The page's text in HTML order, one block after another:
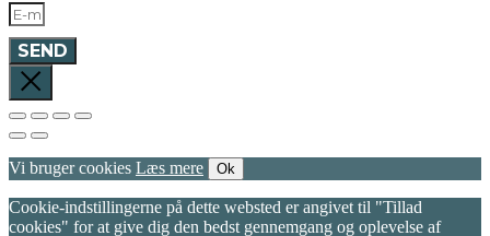
SEND
Vi bruger cookies Læs mere Ok
Cookie-indstillingerne på dette websted er angivet til "Tillad
cookies" for at give dig den bedst gennemgang og oplevelse af